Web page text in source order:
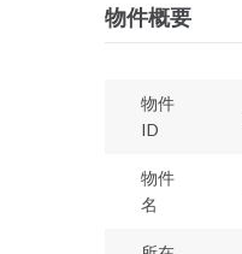
物件概要
物件
ID
物件
名